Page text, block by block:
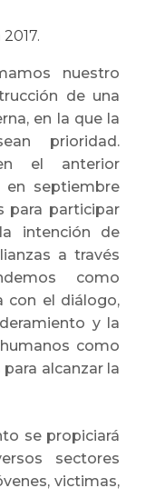
nuestro
de una
en la que la
prioridad.
el anterior
en septiembre
para participar
intención de
a través
como
con el diálogo,
y la
como
alcanzar la
se propiciará
sectores
victimas,